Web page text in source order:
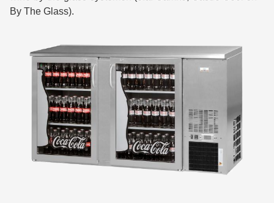
Service
Contact
By The Glass).